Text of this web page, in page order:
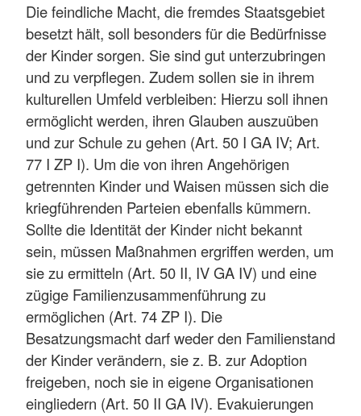
Die feindliche Macht, die fremdes Staatsgebiet
besetzt hält, soll besonders für die Bedürfnisse
der Kinder sorgen. Sie sind gut unterzubringen
und zu verpflegen. Zudem sollen sie in ihrem
kulturellen Umfeld verbleiben: Hierzu soll ihnen
ermöglicht werden, ihren Glauben auszuüben
und zur Schule zu gehen (Art. 50 I GA IV; Art.
77 I ZP I). Um die von ihren Angehörigen
getrennten Kinder und Waisen müssen sich die
kriegführenden Parteien ebenfalls kümmern.
Sollte die Identität der Kinder nicht bekannt
sein, müssen Maßnahmen ergriffen werden, um
sie zu ermitteln (Art. 50 II, IV GA IV) und eine
zügige Familienzusammenführung zu
ermöglichen (Art. 74 ZP I). Die
Besatzungsmacht darf weder den Familienstand
der Kinder verändern, sie z. B. zur Adoption
freigeben, noch sie in eigene Organisationen
eingliedern (Art. 50 II GA IV). Evakuierungen